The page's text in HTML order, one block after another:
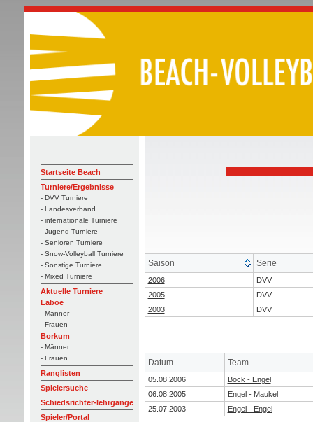
Startseite Beach
Turniere/Ergebnisse
- DVV Turniere
- Landesverband
- internationale Turniere
- Jugend Turniere
- Senioren Turniere
- Snow-Volleyball Turniere
- Sonstige Turniere
- Mixed Turniere
Aktuelle Turniere
Laboe
- Männer
- Frauen
Borkum
- Männer
- Frauen
Ranglisten
Spielersuche
Schiedsrichter-lehrgänge
Spieler/Portal
Saison Serie
2006
DVV
2005
DVV
2003
DVV
Datum Team
05.08.2006
Bock - Engel
06.08.2005
Engel - Maukel
25.07.2003
Engel - Engel